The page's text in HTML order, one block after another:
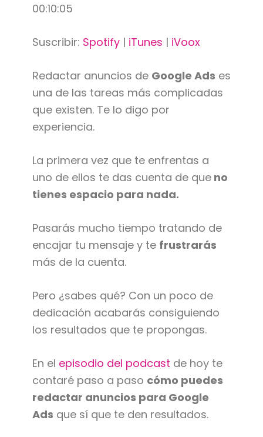
00:10:05
Suscribir: Spotify| iTunes | iVoox
Redactar anuncios de Google Ads es
una de las tareas más complicadas
que existen. Te lo digo por
experiencia.
La primera vez que te enfrentas a
uno de ellos te das cuenta de queno
tienes espacio para nada.
Pasarás mucho tiempo tratando de
encajar tu mensaje y te frustrarás
más de la cuenta.
Pero ¿sabes qué? Con un poco de
dedicación acabarás consiguiendo
los resultados que te propongas.
En el episodio del podcast de hoy te
contaré paso a paso cómo puedes
redactar anuncios para Google
Ads que sí que te den resultados.